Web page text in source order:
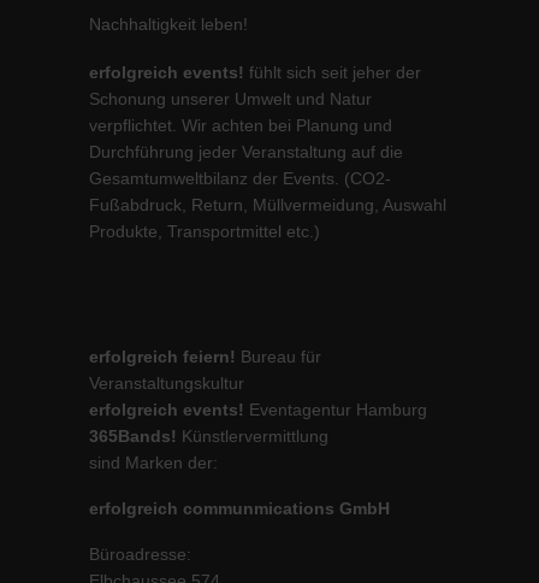
Nachhaltigkeit leben!
erfolgreich events! fühlt sich seit jeher der
Schonung unserer Umwelt und Natur
verpflichtet. Wir achten bei Planung und
Durchführung jeder Veranstaltung auf die
Gesamtumweltbilanz der Events. (CO2-
Fußabdruck, Return, Müllvermeidung, Auswahl
Produkte, Transportmittel etc.)
erfolgreich feiern! Bureau für
Veranstaltungskultur
erfolgreich events! Eventagentur Hamburg
365Bands! Künstlervermittlung
sind Marken der:
erfolgreich communmications GmbH
Büroadresse: